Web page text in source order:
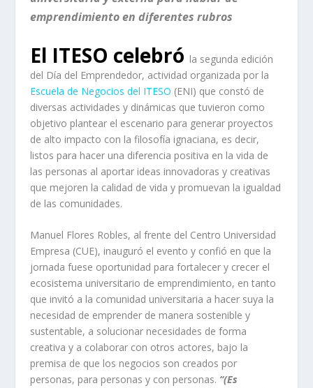
emprendimiento en diferentes rubros
El ITESO celebró la segunda edición
del Día del Emprendedor, actividad organizada por la
Escuela de Negocios del ITESO (ENI) que constó de
diversas actividades y dinámicas que tuvieron como
objetivo plantear el escenario para generar proyectos
de alto impacto con la filosofía ignaciana, es decir,
listos para hacer una diferencia positiva en la vida de
las personas al aportar ideas innovadoras y creativas
que mejoren la calidad de vida y promuevan la igualdad
de las comunidades.
Manuel Flores Robles, al frente del Centro Universidad
Empresa (CUE), inauguró el evento y confió en que la
jornada fuese oportunidad para fortalecer y crecer el
ecosistema universitario de emprendimiento, en tanto
que invitó a la comunidad universitaria a hacer suya la
necesidad de emprender de manera sostenible y
sustentable, a solucionar necesidades de forma
creativa y a colaborar con otros actores, bajo la
premisa de que los negocios son creados por
personas, para personas y con personas. “(Es